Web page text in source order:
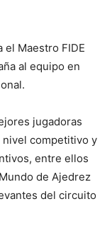
Maestro FIDE
al equipo en
jugadoras
competitivo y
entre ellos
de Ajedrez
del circuito